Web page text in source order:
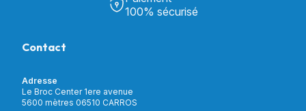
Puériculture
Incontinence
Soins & Diagnostic
Aide à la mobilité
Découvrir Univers Santé
Notre catalogue
Mon compte
Livraison et paiement
100% sécurisé
Contact
Adresse
Le Broc Center 1ere avenue
5600 mètres 06510 CARROS